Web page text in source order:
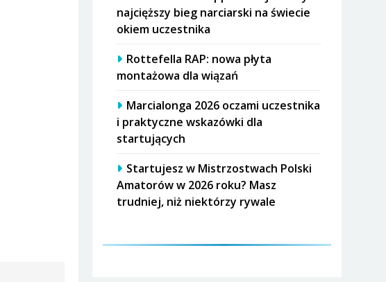
najcięższy bieg narciarski na świecie
okiem uczestnika
Rottefella RAP: nowa płyta
montażowa dla wiązań
Marcialonga 2026 oczami uczestnika
i praktyczne wskazówki dla
startujących
Startujesz w Mistrzostwach Polski
Amatorów w 2026 roku? Masz
trudniej, niż niektórzy rywale